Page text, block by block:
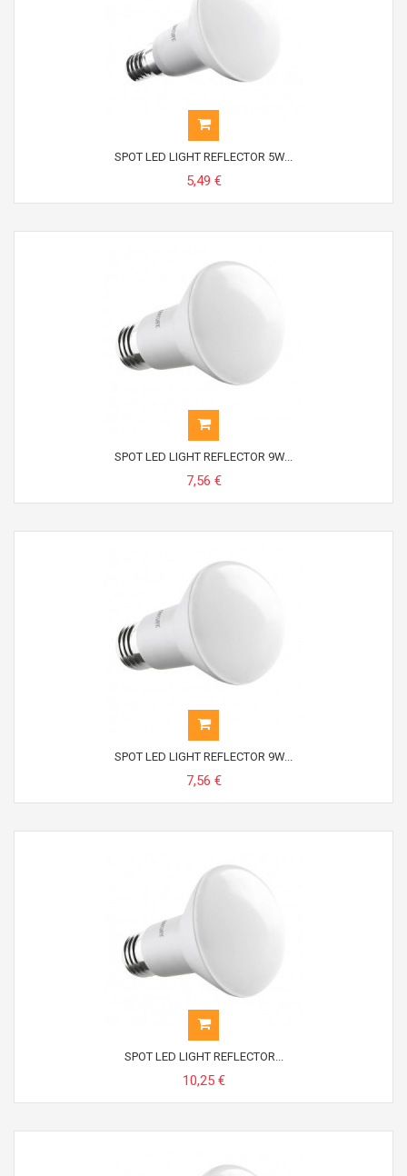
SPOT LED LIGHT REFLECTOR 5W...
5,49 €
SPOT LED LIGHT REFLECTOR 9W...
7,56 €
SPOT LED LIGHT REFLECTOR 9W...
7,56 €
SPOT LED LIGHT REFLECTOR...
10,25 €